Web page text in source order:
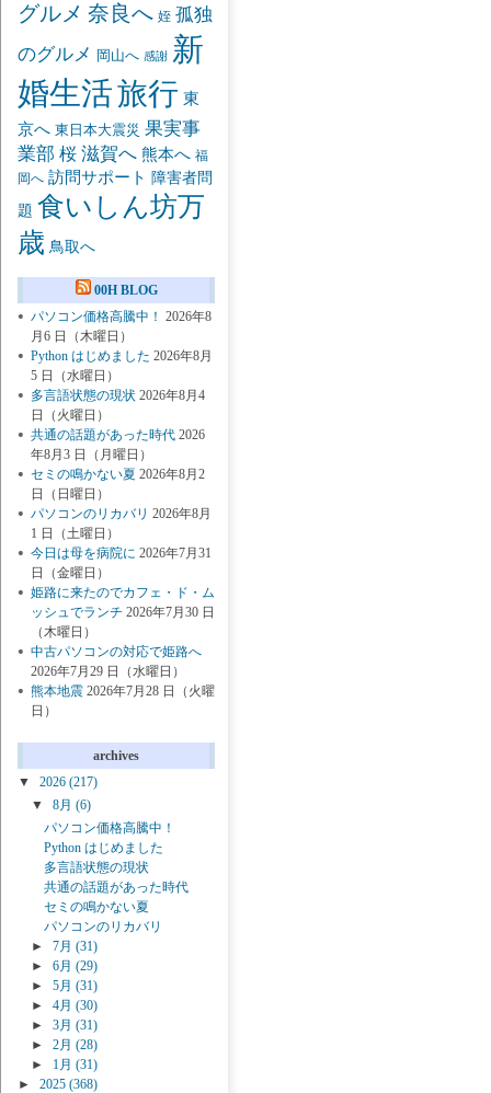
グルメ 奈良へ 姪 孤独
のグルメ
岡山へ 感謝 新
婚生活旅行 東
京へ 東日本大震災 果実事
業部 桜 滋賀へ 熊本へ 福
岡へ 訪問サポート 障害者問
題 食いしん坊万
歳 鳥取へ
00H BLOG
パソコン価格高騰中！ 2026年8
月6 日（木曜日）
Python はじめました 2026年8月
5 日（水曜日）
多言語状態の現状 2026年8月4
日（火曜日）
共通の話題があった時代 2026
年8月3 日（月曜日）
セミの鳴かない夏 2026年8月2
日（日曜日）
パソコンのリカバリ 2026年8月
1 日（土曜日）
今日は母を病院に 2026年7月31
日（金曜日）
姫路に来たのでカフェ・ド・ム
ッシュでランチ 2026年7月30 日
（木曜日）
中古パソコンの対応で姫路へ
2026年7月29 日（水曜日）
熊本地震 2026年7月28 日（火曜
日）
archives
▼
2026 (217)
▼
8月 (6)
パソコン価格高騰中！
Python はじめました
多言語状態の現状
共通の話題があった時代
セミの鳴かない夏
パソコンのリカバリ
►
7月 (31)
►
6月 (29)
►
5月 (31)
►
4月 (30)
►
3月 (31)
►
2月 (28)
►
1月 (31)
►
2025 (368)